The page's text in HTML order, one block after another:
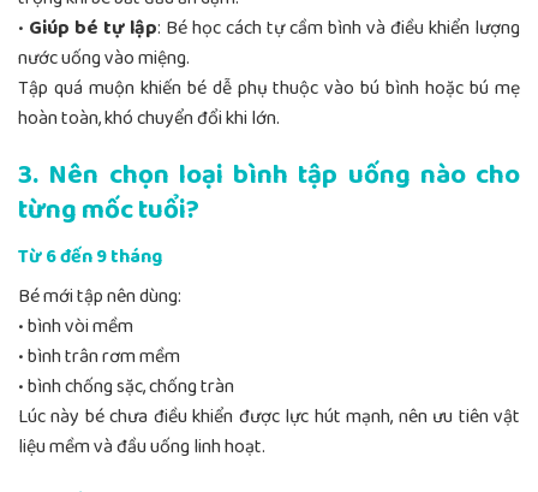
• Giúp bé tự lập: Bé học cách tự cầm bình và điều khiển lượng
nước uống vào miệng.
Tập quá muộn khiến bé dễ phụ thuộc vào bú bình hoặc bú mẹ
hoàn toàn, khó chuyển đổi khi lớn.
3. Nên chọn loại bình tập uống nào cho
từng mốc tuổi?
Từ 6 đến 9 tháng
Bé mới tập nên dùng:
• bình vòi mềm
• bình trân rơm mềm
• bình chống sặc, chống tràn
Lúc này bé chưa điều khiển được lực hút mạnh, nên ưu tiên vật
liệu mềm và đầu uống linh hoạt.